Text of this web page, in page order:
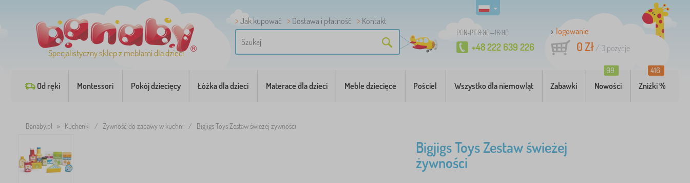
Specjalistyczny sklep z meblami dla dzieci
Jak kupować Dostawa i płatność Kontakt
PON-PT 8:00—16:00
+48 222 639 226
logowanie
0 Zł/ 0 pozycje
Od ręki Montessori Pokój dziecięcy Łóżka dla dzieci Materace dla dzieci Meble dziecięce Pościel Wszystko dla niemowląt Zabawki Nowości
99
Zniżki %
416
Banaby.pl » Kuchenki / Żywność do zabawy w kuchni / Bigjigs Toys Zestaw świeżej żywności
Bigjigs Toys Zestaw świeżej
żywności